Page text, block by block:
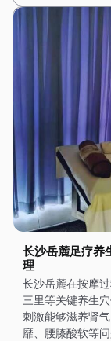
长沙岳麓足疗养
理
长沙岳麓在按摩
三里等关键养生
刺激能够滋养肾
靡、腰膝酸软等